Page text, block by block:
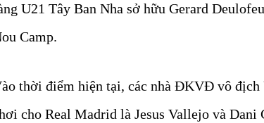
U21 Tây Ban Nha sở hữu Gerard
Camp.
thời điểm hiện tại, các nhà ĐKVĐ vô địch
cho Real Madrid là Jesus Vallejo và Dani